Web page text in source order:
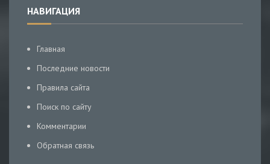
НАВИГАЦИЯ
Главная
Последние новости
Правила сайта
Поиск по сайту
Комментарии
Обратная связь